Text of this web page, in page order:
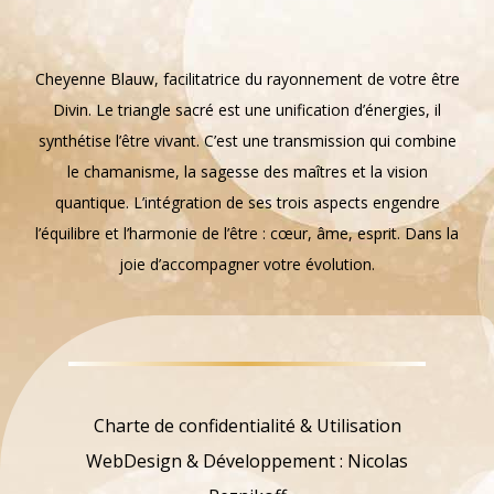
Cheyenne Blauw, facilitatrice du rayonnement de votre être
Divin. Le triangle sacré est une unification d’énergies, il
synthétise l’être vivant. C’est une transmission qui combine
le chamanisme, la sagesse des maîtres et la vision
quantique. L’intégration de ses trois aspects engendre
l’équilibre et l’harmonie de l’être : cœur, âme, esprit. Dans la
joie d’accompagner votre évolution.
Charte de confidentialité & Utilisation
WebDesign & Développement : Nicolas